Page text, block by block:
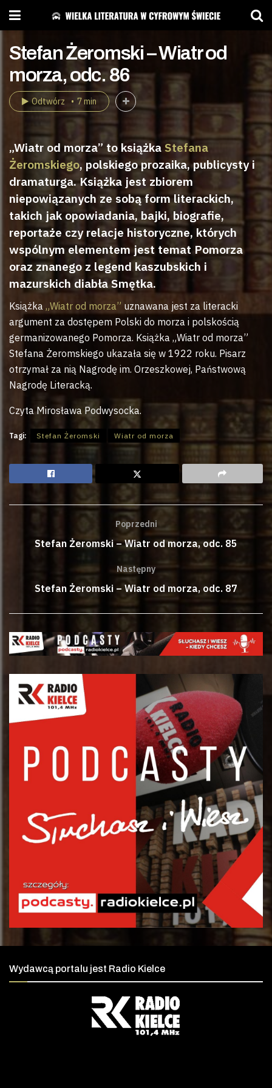
Stefan Żeromski – Wiatr od
morza, odc. 86
Odtwórz 7 min
„Wiatr od morza” to książka Stefana
Żeromskiego, polskiego prozaika, publicysty i
dramaturga. Książka jest zbiorem
niepowiązanych ze sobą form literackich,
takich jak opowiadania, bajki, biografie,
reportaże czy relacje historyczne, których
wspólnym elementem jest temat Pomorza
oraz znanego z legend kaszubskich i
mazurskich diabła Smętka.
Książka „Wiatr od morza” uznawana jest za literacki
argument za dostępem Polski do morza i polskością
germanizowanego Pomorza. Książka „Wiatr od morza”
Stefana Żeromskiego ukazała się w 1922 roku. Pisarz
otrzymał za nią Nagrodę im. Orzeszkowej, Państwową
Nagrodę Literacką.
Czyta Mirosława Podwysocka.
Tagi: Stefan Żeromski Wiatr od morza
Poprzedni
Stefan Żeromski – Wiatr od morza, odc. 85
Następny
Stefan Żeromski – Wiatr od morza, odc. 87
Wydawcą portalu jest Radio Kielce